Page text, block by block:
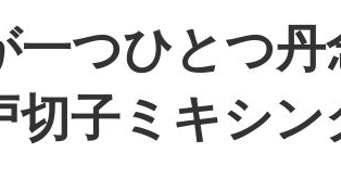
一つひとつ
切子ミキシン